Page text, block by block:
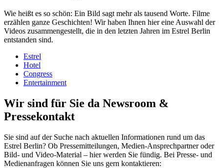
Wie heißt es so schön: Ein Bild sagt mehr als tausend Worte. Filme
erzählen ganze Geschichten! Wir haben Ihnen hier eine Auswahl der
Videos zusammengestellt, die in den letzten Jahren im Estrel Berlin
entstanden sind.
Estrel
Hotel
Congress
Entertainment
Wir sind für Sie da Newsroom &
Pressekontakt
Sie sind auf der Suche nach aktuellen Informationen rund um das
Estrel Berlin? Ob Pressemitteilungen, Medien-Ansprechpartner oder
Bild- und Video-Material – hier werden Sie fündig. Bei Presse- und
Medienanfragen können Sie uns gern kontaktieren: